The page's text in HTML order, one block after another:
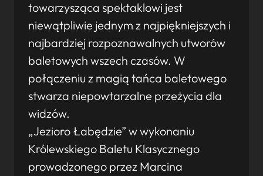
towarzysząca spektaklowi jest
niewątpliwie jednym z najpiękniejszych i
najbardziej rozpoznawalnych utworów
baletowych wszech czasów. W
połączeniu z magią tańca baletowego
stwarza niepowtarzalne przeżycia dla
widzów.
„Jezioro Łabędzie” w wykonaniu
Królewskiego Baletu Klasycznego
prowadzonego przez Marcina